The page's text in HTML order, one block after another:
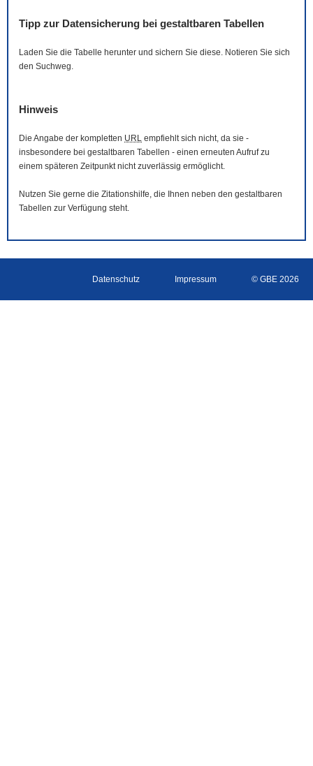
Tipp zur Datensicherung bei gestaltbaren Tabellen
Laden Sie die Tabelle herunter und sichern Sie diese. Notieren Sie sich
den Suchweg.
Hinweis
Die Angabe der kompletten URL empfiehlt sich nicht, da sie -
insbesondere bei gestaltbaren Tabellen - einen erneuten Aufruf zu
einem späteren Zeitpunkt nicht zuverlässig ermöglicht.
Nutzen Sie gerne die Zitationshilfe, die Ihnen neben den gestaltbaren
Tabellen zur Verfügung steht.
Datenschutz Impressum © GBE 2026